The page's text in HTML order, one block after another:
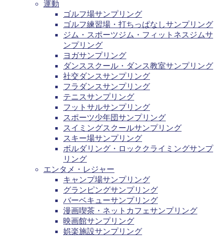
運動
ゴルフ場サンプリング
ゴルフ練習場・打ちっぱなしサンプリング
ジム・スポーツジム・フィットネスジムサ
ンプリング
ヨガサンプリング
ダンススクール・ダンス教室サンプリング
社交ダンスサンプリング
フラダンスサンプリング
テニスサンプリング
フットサルサンプリング
スポーツ少年団サンプリング
スイミングスクールサンプリング
スキー場サンプリング
ボルダリング・ロッククライミングサンプ
リング
エンタメ・レジャー
キャンプ場サンプリング
グランピングサンプリング
バーベキューサンプリング
漫画喫茶・ネットカフェサンプリング
映画館サンプリング
娯楽施設サンプリング